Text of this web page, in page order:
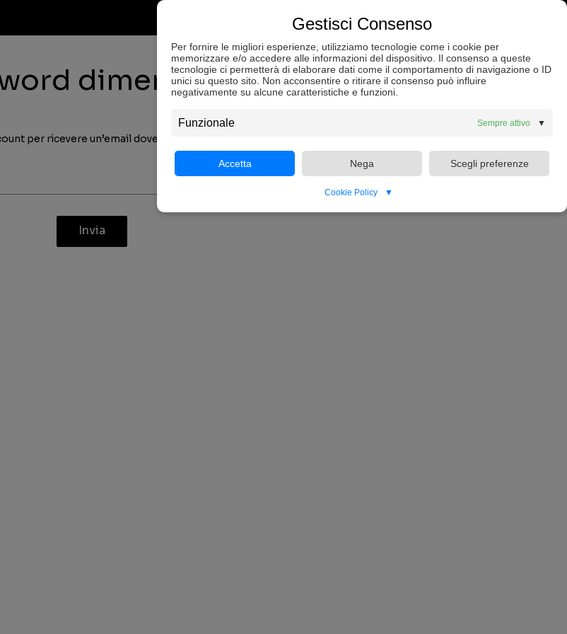
Attiva notifiche
dimenticata
per ricevere un’email dove poter reimpostare una nuova password.
Invia
Gestisci Consenso
Per fornire le migliori esperienze, utilizziamo tecnologie come i cookie per
memorizzare e/o accedere alle informazioni del dispositivo. Il consenso a queste
tecnologie ci permetterà di elaborare dati come il comportamento di navigazione o ID
unici su questo sito. Non acconsentire o ritirare il consenso può influire
negativamente su alcune caratteristiche e funzioni.
Funzionale Sempre attivo ▼
Accetta Nega Scegli preferenze
Cookie Policy ▼